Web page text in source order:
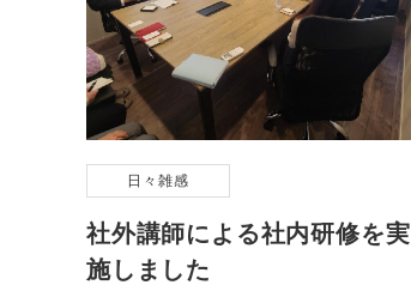
日々雑感
社外講師による社内研修を実
施しました